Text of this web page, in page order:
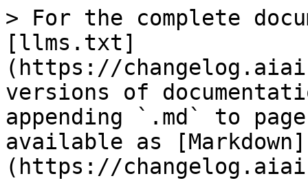
> For the complete
[llms.txt]
(https://
versions of
appending `.md` to
available as [Markdown]
(https://